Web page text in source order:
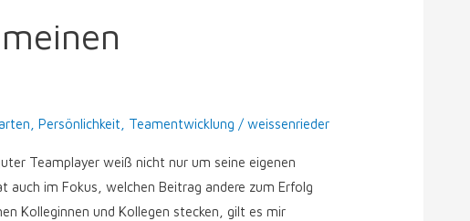
,Persönlichkeit Teamentwicklung /weissenrieder
Teamplayer weiß nicht nur um seine eigenen
auch im Fokus, welchen Beitrag andere zum Erfolg
Kolleginnen und Kollegen stecken, gilt es mir